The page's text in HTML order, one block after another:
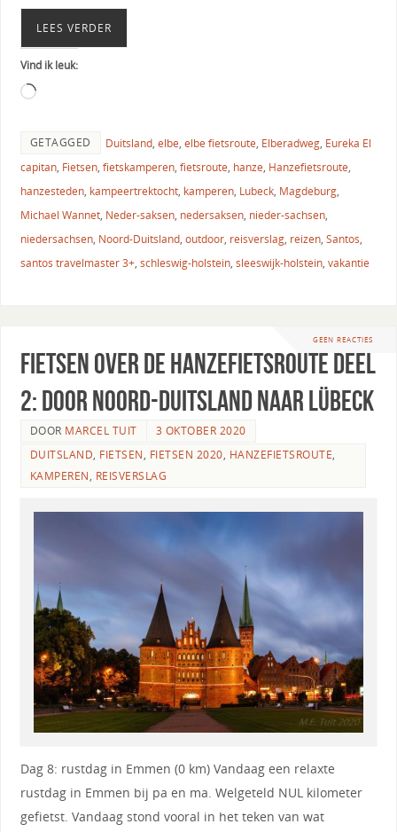
LEES VERDER
Vind ik leuk:
GETAGGED Duitsland, elbe, elbe fietsroute, Elberadweg, Eureka El
capitan, Fietsen, fietskamperen, fietsroute, hanze, Hanzefietsroute,
hanzesteden, kampeertrektocht, kamperen, Lubeck, Magdeburg,
Michael Wannet, Neder-saksen, nedersaksen, nieder-sachsen,
niedersachsen, Noord-Duitsland, outdoor, reisverslag, reizen, Santos,
santos travelmaster 3+, schleswig-holstein, sleeswijk-holstein, vakantie
GEEN REACTIES
Fietsen over de Hanzefietsroute deel
2: Door Noord-Duitsland naar Lübeck
DOOR MARCEL TUIT
3 OKTOBER 2020
DUITSLAND, FIETSEN, FIETSEN 2020, HANZEFIETSROUTE,
KAMPEREN, REISVERSLAG
Dag 8: rustdag in Emmen (0 km) Vandaag een relaxte
rustdag in Emmen bij pa en ma. Welgeteld NUL kilometer
gefietst. Vandaag stond vooral in het teken van wat